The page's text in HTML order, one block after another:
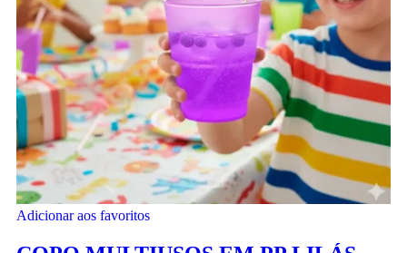
Adicionar aos favoritos